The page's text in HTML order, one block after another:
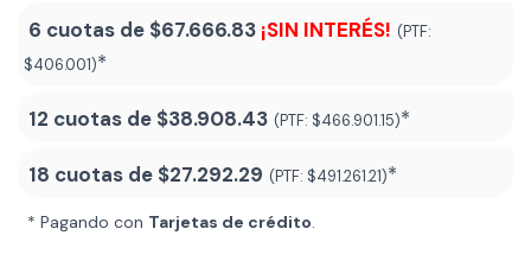
6 cuotas de $67.666.83 ¡SIN INTERÉS! (PTF:
$406.001)*
12 cuotas de $38.908.43 (PTF: $466.901.15)*
18 cuotas de $27.292.29 (PTF: $491.261.21)*
* Pagando con Tarjetas de crédito.